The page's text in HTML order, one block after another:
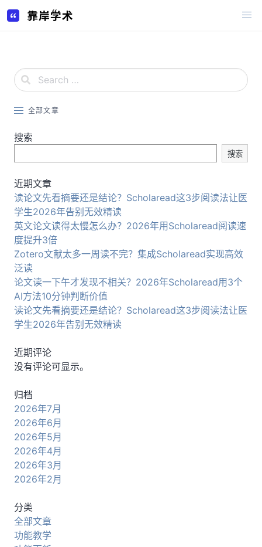
Skip
to
全部文章
搜索
搜索
近期文章
读论文先看摘要还是结论？Scholaread这3步阅读法让医
学生2026年告别无效精读
英文论文读得太慢怎么办？2026年用Scholaread阅读速
度提升3倍
Zotero文献太多一周读不完？集成Scholaread实现高效
泛读
论文读一下午才发现不相关？2026年Scholaread用3个
AI方法10分钟判断价值
读论文先看摘要还是结论？Scholaread这3步阅读法让医
学生2026年告别无效精读
近期评论
没有评论可显示。
归档
2026年7月
2026年6月
2026年5月
2026年4月
2026年3月
2026年2月
分类
全部文章
功能教学